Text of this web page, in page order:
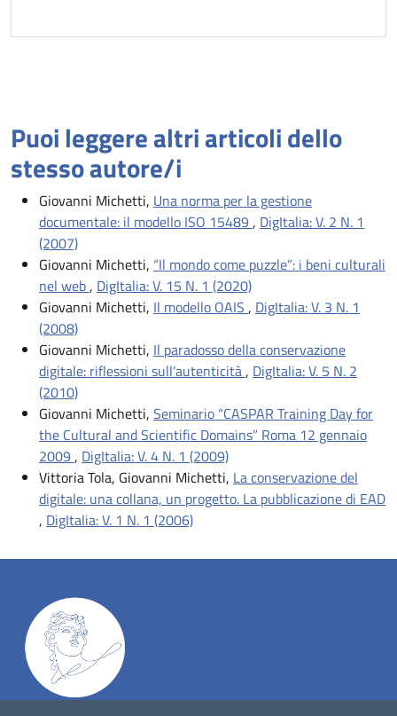
Puoi leggere altri articoli dello
stesso autore/i
Giovanni Michetti, Una norma per la gestione
documentale: il modello ISO 15489 , DigItalia: V. 2 N. 1
(2007)
Giovanni Michetti, “Il mondo come puzzle”: i beni culturali
nel web, DigItalia: V. 15 N. 1 (2020)
Giovanni Michetti, Il modello OAIS , DigItalia: V. 3 N. 1
(2008)
Giovanni Michetti, Il paradosso della conservazione
digitale: riflessioni sull’autenticità, DigItalia: V. 5 N. 2
(2010)
Giovanni Michetti, Seminario “CASPAR Training Day for
the Cultural and Scientific Domains” Roma 12 gennaio
2009 , DigItalia: V. 4 N. 1 (2009)
Vittoria Tola, Giovanni Michetti, La conservazione del
digitale: una collana, un progetto. La pubblicazione di EAD
, DigItalia: V. 1 N. 1 (2006)